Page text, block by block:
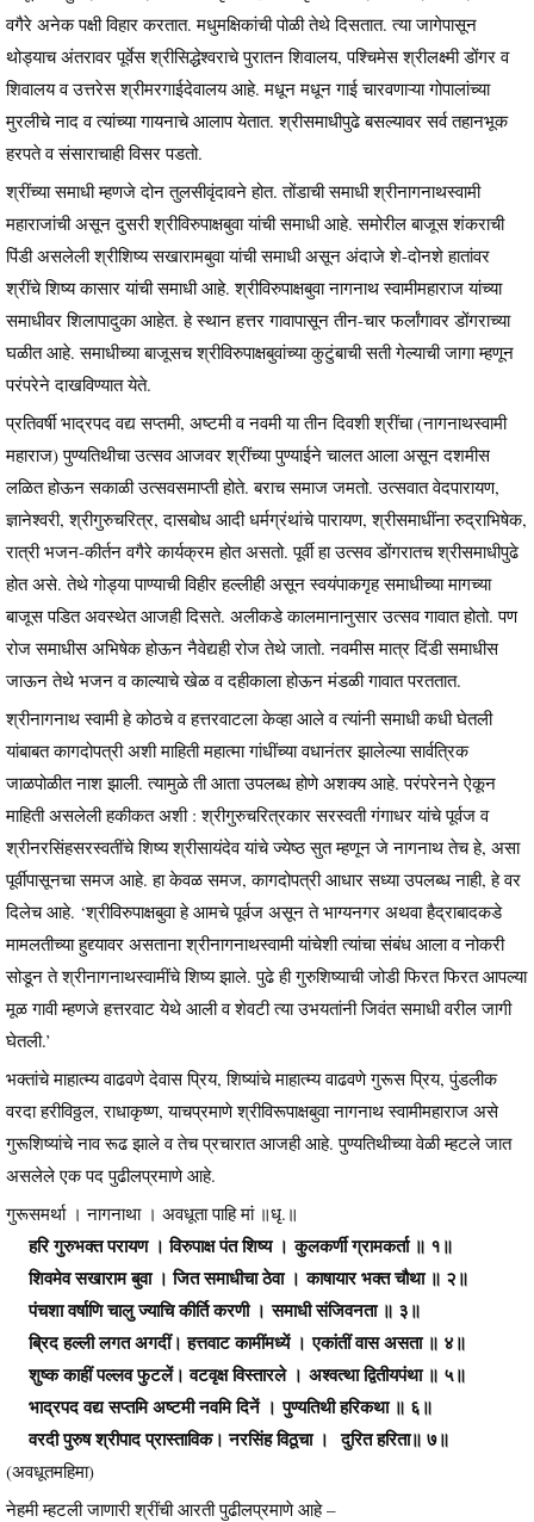
वगैरे अनेक पक्षी विहार करतात. मधुमक्षिकांची पोळी तेथे दिसतात. त्या जागेपासून
थोड्याच अंतरावर पूर्वेस श्रीसिद्धेश्वराचे पुरातन शिवालय, पश्चिमेस श्रीलक्ष्मी डोंगर व
शिवालय व उत्तरेस श्रीमरगाईदेवालय आहे. मधून मधून गाई चारवणाऱ्या गोपालांच्या
मुरलीचे नाद व त्यांच्या गायनाचे आलाप येतात. श्रीसमाधीपुढे बसल्यावर सर्व तहानभूक
हरपते व संसाराचाही विसर पडतो.
श्रींच्या समाधी म्हणजे दोन तुलसीवृंदावने होत. तोंडाची समाधी श्रीनागनाथस्वामी
महाराजांची असून दुसरी श्रीविरुपाक्षबुवा यांची समाधी आहे. समोरील बाजूस शंकराची
पिंडी असलेली श्रीशिष्य सखारामबुवा यांची समाधी असून अंदाजे शे-दोनशे हातांवर
श्रींचे शिष्य कासार यांची समाधी आहे. श्रीविरुपाक्षबुवा नागनाथ स्वामीमहाराज यांच्या
समाधीवर शिलापादुका आहेत. हे स्थान हत्तर गावापासून तीन-चार फर्लांगावर डोंगराच्या
घळीत आहे. समाधीच्या बाजूसच श्रीविरुपाक्षबुवांच्या कुटुंबाची सती गेल्याची जागा म्हणून
परंपरेने दाखविण्यात येते.
प्रतिवर्षी भाद्रपद वद्य सप्तमी, अष्टमी व नवमी या तीन दिवशी श्रींचा (नागनाथस्वामी
महाराज) पुण्यतिथीचा उत्सव आजवर श्रींच्या पुण्याईने चालत आला असून दशमीस
लळित होऊन सकाळी उत्सवसमाप्ती होते. बराच समाज जमतो. उत्सवात वेदपारायण,
ज्ञानेश्वरी, श्रीगुरुचरित्र, दासबोध आदी धर्मग्रंथांचे पारायण, श्रीसमाधींना रुद्राभिषेक,
रात्री भजन-कीर्तन वगैरे कार्यक्रम होत असतो. पूर्वी हा उत्सव डोंगरातच श्रीसमाधीपुढे
होत असे. तेथे गोड्या पाण्याची विहीर हल्लीही असून स्वयंपाकगृह समाधीच्या मागच्या
बाजूस पडित अवस्थेत आजही दिसते. अलीकडे कालमानानुसार उत्सव गावात होतो. पण
रोज समाधीस अभिषेक होऊन नैवेद्यही रोज तेथे जातो. नवमीस मात्र दिंडी समाधीस
जाऊन तेथे भजन व काल्याचे खेळ व दहीकाला होऊन मंडळी गावात परततात.
श्रीनागनाथ स्वामी हे कोठचे व हत्तरवाटला केव्हा आले व त्यांनी समाधी कधी घेतली
यांबाबत कागदोपत्री अशी माहिती महात्मा गांधींच्या वधानंतर झालेल्या सार्वत्रिक
जाळपोळीत नाश झाली. त्यामुळे ती आता उपलब्ध होणे अशक्य आहे. परंपरेनने ऐकून
माहिती असलेली हकीकत अशी : श्रीगुरुचरित्रकार सरस्वती गंगाधर यांचे पूर्वज व
श्रीनरसिंहसरस्वतींचे शिष्य श्रीसायंदेव यांचे ज्येष्ठ सुत म्हणून जे नागनाथ तेच हे, असा
पूर्वीपासूनचा समज आहे. हा केवळ समज, कागदोपत्री आधार सध्या उपलब्ध नाही, हे वर
दिलेच आहे. ‘श्रीविरुपाक्षबुवा हे आमचे पूर्वज असून ते भाग्यनगर अथवा हैद्राबादकडे
मामलतीच्या हुद्द्यावर असताना श्रीनागनाथस्वामी यांचेशी त्यांचा संबंध आला व नोकरी
सोडून ते श्रीनागनाथस्वामींचे शिष्य झाले. पुढे ही गुरुशिष्याची जोडी फिरत फिरत आपल्या
मूळ गावी म्हणजे हत्तरवाट येथे आली व शेवटी त्या उभयतांनी जिवंत समाधी वरील जागी
घेतली.’
भक्तांचे माहात्म्य वाढवणे देवास प्रिय, शिष्यांचे माहात्म्य वाढवणे गुरूस प्रिय, पुंडलीक
वरदा हरीविठ्ठल, राधाकृष्ण, याचप्रमाणे श्रीविरूपाक्षबुवा नागनाथ स्वामीमहाराज असे
गुरूशिष्यांचे नाव रूढ झाले व तेच प्रचारात आजही आहे. पुण्यतिथीच्या वेळी म्हटले जात
असलेले एक पद पुढीलप्रमाणे आहे.
गुरूसमर्था । नागनाथा । अवधूता पाहि मां ॥धृ.॥
हरि गुरुभक्त परायण । विरुपाक्ष पंत शिष्य । कुलकर्णी ग्रामकर्ता ॥ १॥
शिवमेव सखाराम बुवा । जित समाधीचा ठेवा । काषायार भक्त चौथा ॥ २॥
पंचशा वर्षाणि चालु ज्याचि कीर्ति करणी । समाधी संजिवनता ॥ ३॥
ब्रिद हल्ली लगत अगदीं। हत्तवाट कामींमध्यें । एकांतीं वास असता ॥ ४॥
शुष्क काहीं पल्लव फुटलें। वटवृक्ष विस्तारले । अश्वत्था द्वितीयपंथा ॥ ५॥
भाद्रपद वद्य सप्तमि अष्टमी नवमि दिनें । पुण्यतिथी हरिकथा ॥ ६॥
वरदी पुरुष श्रीपाद प्रास्ताविक। नरसिंह विठूचा । दुरित हरिता॥ ७॥
(अवधूतमहिमा)
नेहमी म्हटली जाणारी श्रींची आरती पुढीलप्रमाणे आहे –